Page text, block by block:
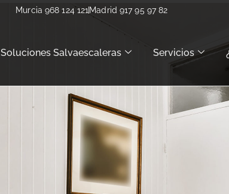
Murcia 968 124 121 Madrid 917 95 97 82
Soluciones Salvaescaleras Servicios